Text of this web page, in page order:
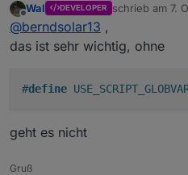
20:59:57.666
Da ist noch
Offline
Wal DEVELOPER schrieb am 7.
zuletzt editiert
@berndsolar13 ,
das ist sehr wichtig, ohne
#define
geht es nicht
Gruß